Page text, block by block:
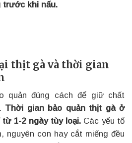
trước khi nấu.
thịt gà và thời gian
quản đúng cách để giữ chất
Thời gian bảo quản thịt gà ở
1-2 ngày tùy loại. Các yếu tố
nguyên con hay cắt miếng đều